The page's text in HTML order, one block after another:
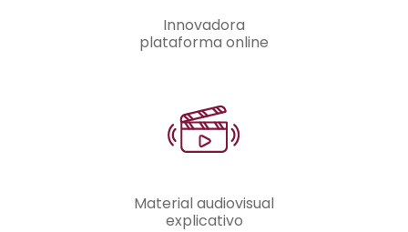
Innovadora
plataforma online
Material audiovisual
explicativo